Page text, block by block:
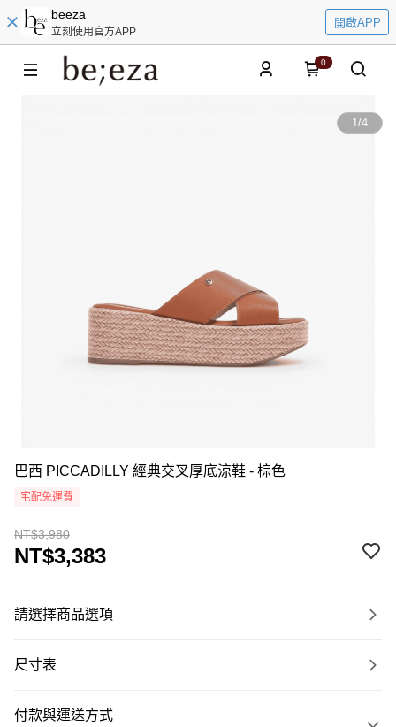
beeza
立刻使用官方APP
開啟APP
0
1/4
巴西 PICCADILLY 經典交叉厚底涼鞋 - 棕色
宅配免運費
NT$3,980
NT$3,383
請選擇商品選項
尺寸表
付款與運送方式